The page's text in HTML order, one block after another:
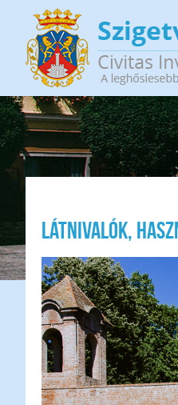
Ugrás a tartalomra
Látnivalók,